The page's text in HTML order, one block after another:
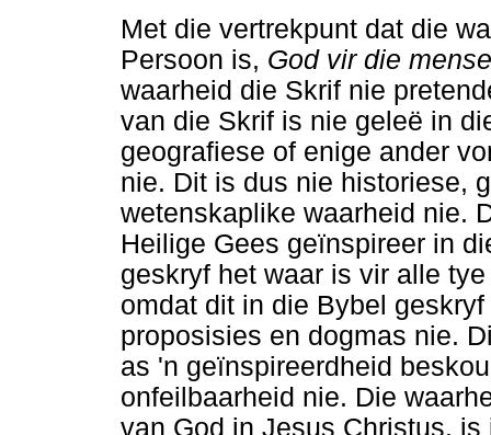
Met die vertrekpunt dat die
Persoon is, God vir die mense
waarheid die Skrif nie
van die Skrif is nie geleë in
geografiese of enige ander
nie. Dit is dus nie historiese,
wetenskaplike waarheid nie.
Heilige Gees geïnspireer in
geskryf het waar is vir alle
omdat dit in die Bybel
proposisies en dogmas nie.
as 'n geïnspireerdheid
onfeilbaarheid nie. Die
van God in Jesus Christus,